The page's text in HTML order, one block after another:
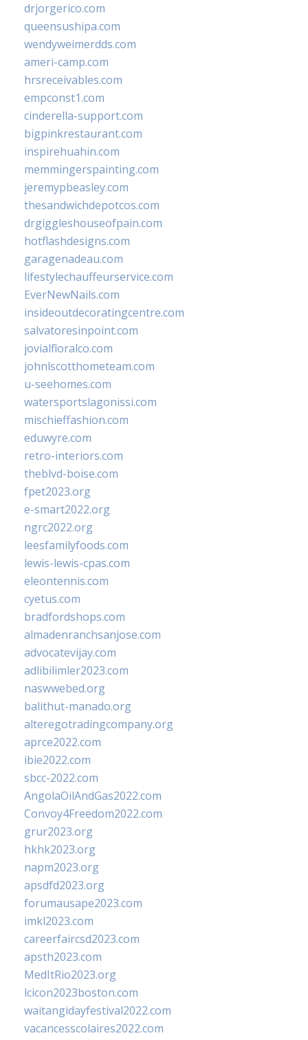
drjorgerico.com
queensushipa.com
wendyweimerdds.com
ameri-camp.com
hrsreceivables.com
empconst1.com
cinderella-support.com
bigpinkrestaurant.com
inspirehuahin.com
memmingerspainting.com
jeremypbeasley.com
thesandwichdepotcos.com
drgiggleshouseofpain.com
hotflashdesigns.com
garagenadeau.com
lifestylechauffeurservice.com
EverNewNails.com
insideoutdecoratingcentre.com
salvatoresinpoint.com
jovialfloralco.com
johnlscotthometeam.com
u-seehomes.com
watersportslagonissi.com
mischieffashion.com
eduwyre.com
retro-interiors.com
theblvd-boise.com
fpet2023.org
e-smart2022.org
ngrc2022.org
leesfamilyfoods.com
lewis-lewis-cpas.com
eleontennis.com
cyetus.com
bradfordshops.com
almadenranchsanjose.com
advocatevijay.com
adlibilimler2023.com
naswwebed.org
balithut-manado.org
alteregotradingcompany.org
aprce2022.com
ibie2022.com
sbcc-2022.com
AngolaOilAndGas2022.com
Convoy4Freedom2022.com
grur2023.org
hkhk2023.org
napm2023.org
apsdfd2023.org
forumausape2023.com
imkl2023.com
careerfaircsd2023.com
apsth2023.com
MedItRio2023.org
lcicon2023boston.com
waitangidayfestival2022.com
vacancesscolaires2022.com